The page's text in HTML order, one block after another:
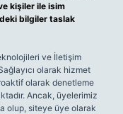
kişiler ile isim
bilgiler taslak
ve İletişim
olarak hizmet
olarak denetleme
Ancak, üyelerimiz
olup, siteye üye olarak